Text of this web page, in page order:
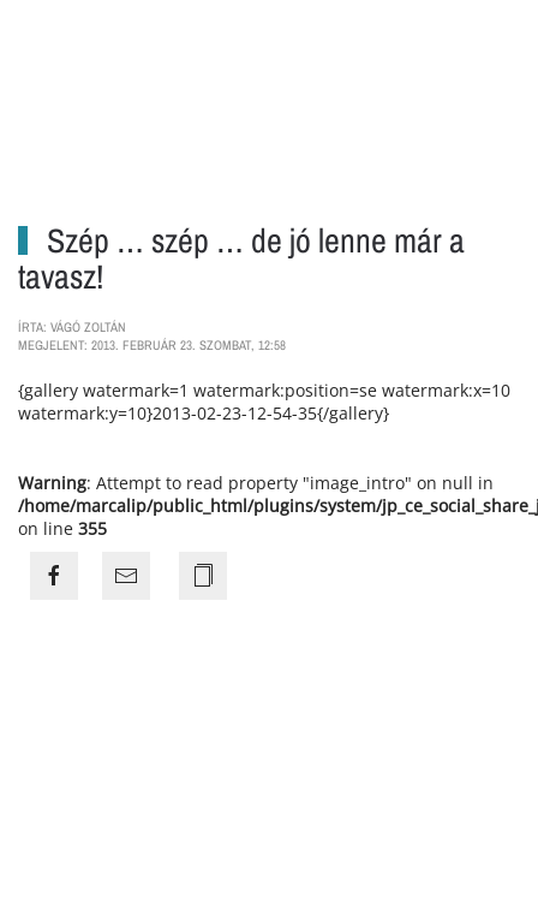
Szép … szép … de jó lenne már a
tavasz!
ÍRTA: VÁGÓ ZOLTÁN
MEGJELENT: 2013. FEBRUÁR 23. SZOMBAT, 12:58
{gallery watermark=1 watermark:position=se watermark:x=10
watermark:y=10}2013-02-23-12-54-35{/gallery}
Warning: Attempt to read property "image_intro" on null in
/home/marcalip/public_html/plugins/system/
on line 355